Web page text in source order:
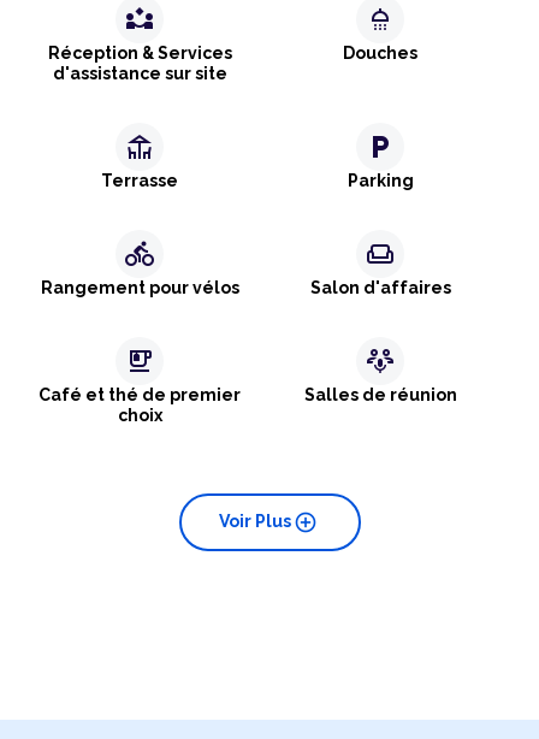
partner_exchange
Réception & Services
d'assistance sur site
shower
Douches
deck
Terrasse
local_parking
Parking
directions_bike
Rangement pour vélos
weekend
Salon d'affaires
emoji_food_beverage
Café et thé de premier
choix
adaptive_audio_mic
Salles de réunion
add_circle
Voir Plus